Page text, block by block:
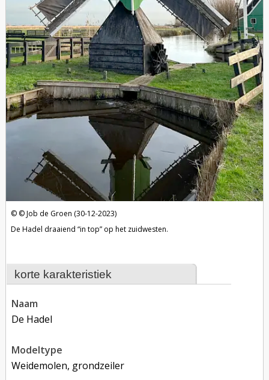
korte karakteristiek
naam
De Hadel
modeltype
Weidemolen, grondzeiler
Job de Groen (30-12-2023)
De Hadel draaiend “in top” op het zuidwesten.